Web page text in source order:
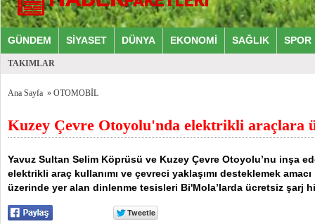
GÜNDEM SİYASET DÜNYA EKONOMİ SAĞLIK SPOR
TAKIMLAR
Ana Sayfa » OTOMOBİL
Kuzey Çevre Otoyolu'nda elektrikli araçlara
Yavuz Sultan Selim Köprüsü ve Kuzey Çevre Otoyolu’nu inşa
elektrikli araç kullanımı ve çevreci yaklaşımı desteklemek
üzerinde yer alan dinlenme tesisleri Bi'Mola’larda ücretsiz şarj